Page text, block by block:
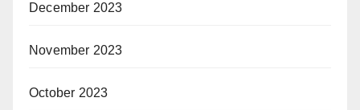
December 2023
November 2023
October 2023